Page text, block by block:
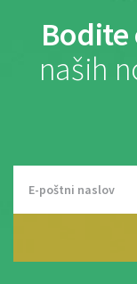
Bodite
naših